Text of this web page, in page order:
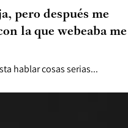
hablar cosas serias...
pero después me
la que webeaba me